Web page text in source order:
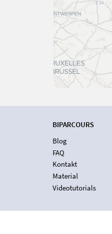
BIPARCOURS
Blog
FAQ
Kontakt
Material
Videotutorials